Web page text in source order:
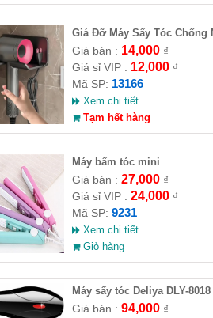
Giá Đỡ Máy Sấy Tóc Chống
Giá bán : 14,000₫
Giá sỉ VIP : 12,000₫
Mã SP: 13166
Xem chi tiết
Tạm hết hàng
Máy bấm tóc mini
Giá bán : 27,000₫
Giá sỉ VIP : 24,000₫
Mã SP: 9231
Xem chi tiết
Giỏ hàng
Máy sấy tóc Deliya DLY-8018
Giá bán : 94,000₫